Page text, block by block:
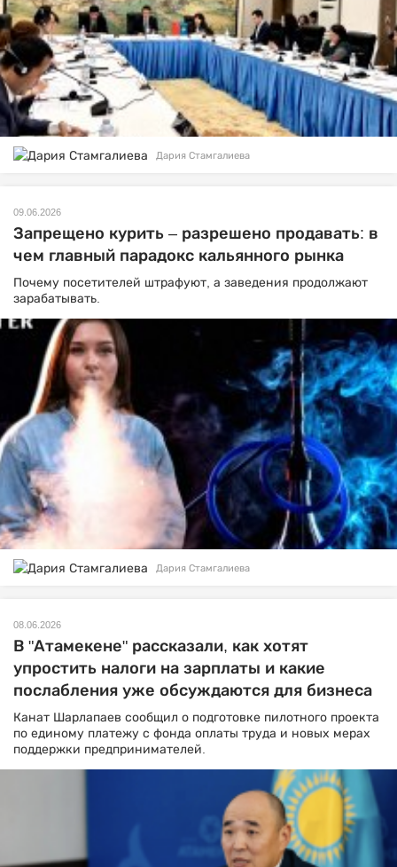
Дария Стамгалиева
09.06.2026
Запрещено курить – разрешено продавать: в
чем главный парадокс кальянного рынка
Почему посетителей штрафуют, а заведения продолжают
зарабатывать.
Дария Стамгалиева
08.06.2026
В "Атамекене" рассказали, как хотят
упростить налоги на зарплаты и какие
послабления уже обсуждаются для бизнеса
Канат Шарлапаев сообщил о подготовке пилотного проекта
по единому платежу с фонда оплаты труда и новых мерах
поддержки предпринимателей.